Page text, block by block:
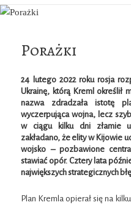
Porażki
24 lutego 2022 roku rosja
Ukrainę, którą Kreml określił
nazwa zdradzała istotę
wyczerpująca wojna, lecz
w ciągu kilku dni złamie
zakładano, że elity w Kijowie
wojsko – pozbawione
stawiać opór. Cztery lata
największych strategicznych
Plan Kremla opierał się na